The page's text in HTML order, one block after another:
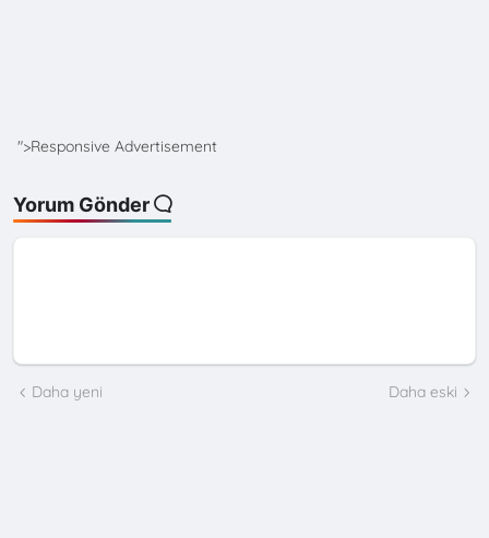
">Responsive Advertisement
Yorum Gönder
Daha yeni Daha eski